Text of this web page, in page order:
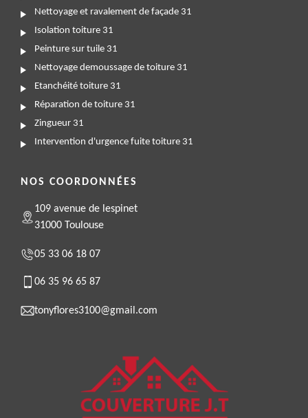
Nettoyage et ravalement de façade 31
Isolation toiture 31
Peinture sur tuile 31
Nettoyage demoussage de toiture 31
Etanchéité toiture 31
Réparation de toiture 31
Zingueur 31
Intervention d'urgence fuite toiture 31
NOS COORDONNÉES
109 avenue de lespinet
31000 Toulouse
05 33 06 18 07
06 35 96 65 87
tonyflores3100@gmail.com